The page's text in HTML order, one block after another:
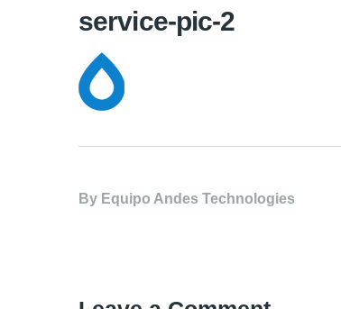
service-pic-2
By Equipo Andes Technologies